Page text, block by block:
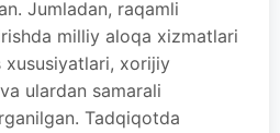
Jumladan, raqamli
milliy aloqa xizmatlari
xususiyatlari, xorijiy
ulardan samarali
Tadqiqotda